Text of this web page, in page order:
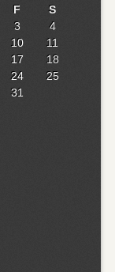
F
S
3
4
10
11
17
18
24
25
31